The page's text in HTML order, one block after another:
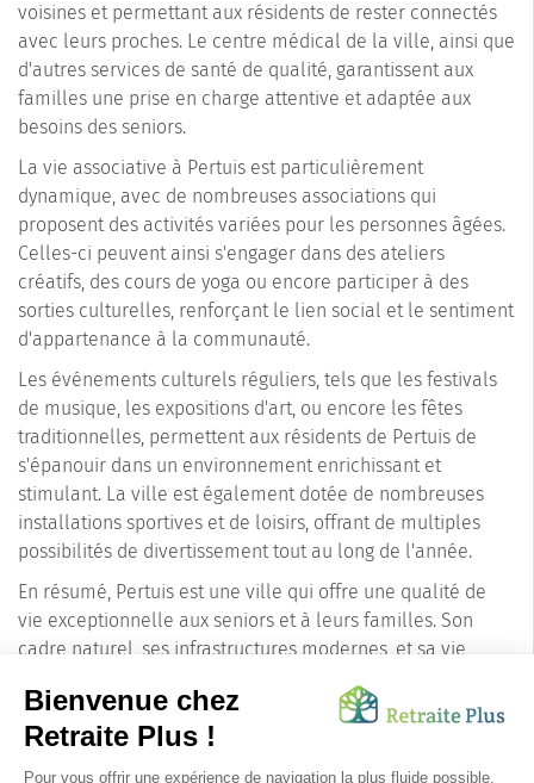
voisines et permettant aux résidents de rester connectés
avec leurs proches. Le centre médical de la ville, ainsi que
d'autres services de santé de qualité, garantissent aux
familles une prise en charge attentive et adaptée aux
besoins des seniors.
La vie associative à Pertuis est particulièrement
dynamique, avec de nombreuses associations qui
proposent des activités variées pour les personnes âgées.
Celles-ci peuvent ainsi s'engager dans des ateliers
créatifs, des cours de yoga ou encore participer à des
sorties culturelles, renforçant le lien social et le sentiment
d'appartenance à la communauté.
Les événements culturels réguliers, tels que les festivals
de musique, les expositions d'art, ou encore les fêtes
traditionnelles, permettent aux résidents de Pertuis de
s'épanouir dans un environnement enrichissant et
stimulant. La ville est également dotée de nombreuses
installations sportives et de loisirs, offrant de multiples
possibilités de divertissement tout au long de l'année.
En résumé, Pertuis est une ville qui offre une qualité de
vie exceptionnelle aux seniors et à leurs familles. Son
cadre naturel, ses infrastructures modernes, et sa vie
cherchent un endroit accueillant et dynamique pour leurs
proches. L'engagement de Pertuis à offrir le meilleur à ses